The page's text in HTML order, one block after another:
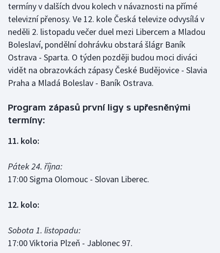
Golf
Gymnastika
Házená
Jezdectví
Judo
Lyže a snowboard
Moderní pětiboj
Olympijské hry
termíny v dalších dvou kolech v návaznosti na přímé
televizní přenosy. Ve 12. kole Česká televize odvysílá v
neděli 2. listopadu večer duel mezi Libercem a Mladou
Boleslaví, pondělní dohrávku obstará šlágr Baník
Ostrava - Sparta. O týden později budou moci diváci
vidět na obrazovkách zápasy České Budějovice - Slavia
Praha a Mladá Boleslav - Baník Ostrava.
Program zápasů první ligy s upřesněnými
termíny:
11. kolo:
Pátek 24. října:
17:00 Sigma Olomouc - Slovan Liberec.
12. kolo:
Sobota 1. listopadu:
17:00 Viktoria Plzeň - Jablonec 97.